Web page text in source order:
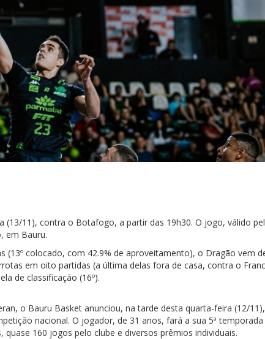
(13/11), contra o Botafogo, a partir das 19h30. O jogo, válido
em Bauru.
(13º colocado, com 42.9% de aproveitamento), o Dragão vem
em oito partidas (a última delas fora de casa, contra o
de classificação (16º).
o Bauru Basket anunciou, na tarde desta quarta-feira (12/
nacional. O jogador, de 31 anos, fará a sua 5ª temporada
160 jogos pelo clube e diversos prêmios individuais.